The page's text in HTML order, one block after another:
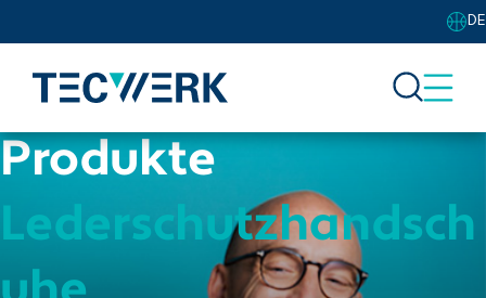
DE
Produkte
Lederschutzhandsch